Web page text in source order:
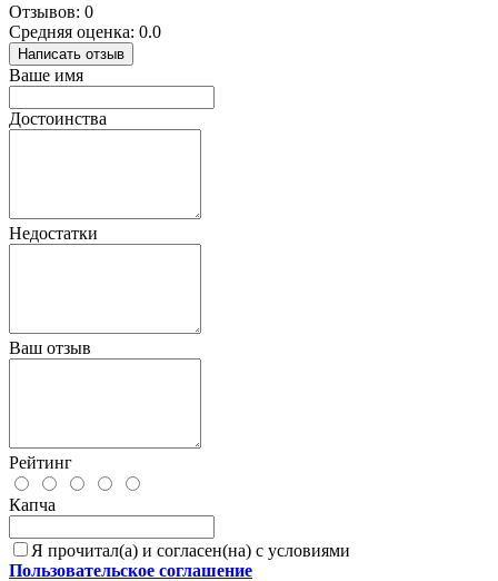
Отзывов: 0
Средняя оценка: 0.0
Написать отзыв
Ваше имя
Достоинства
Недостатки
Ваш отзыв
Рейтинг
Капча
Я прочитал(а) и согласен(на) с условиями
Пользовательское соглашение